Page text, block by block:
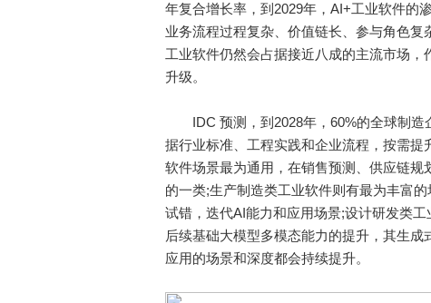
年复合增长率，到2029年，AI+工业软件的
业务流程过程复杂、价值链长、参与角色复
工业软件仍然会占据接近八成的主流市场
升级。
IDC 预测，到2028年，60%的全球制造
据行业标准、工程实践和企业流程，按需
软件场景最为通用，在销售预测、供应链
的一类;生产制造类工业软件则有最为丰富
试错，迭代AI能力和应用场景;设计研发类
后续基础大模型多模态能力的提升，其生
应用的场景和深度都会持续提升。